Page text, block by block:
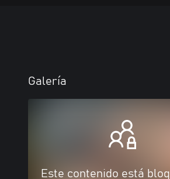
Galería
Este contenido está